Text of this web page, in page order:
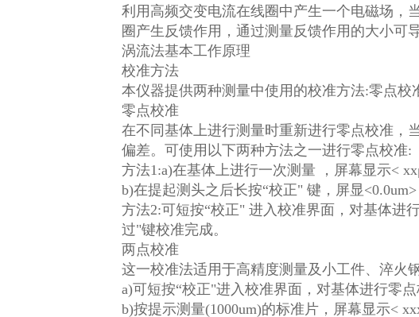
利用高频交变电流在线圈中产生一个电磁场，
圈产生反馈作用，通过测量反馈作用的大
涡流法基本工作原理
校准方法
本仪器提供两种测量中使用的校准方法:零点
零点校准
在不同基体上进行测量时重新进行零点校准，
偏差。可使用以下两种方法之一进行零点校准:
方法1:a)在基体上进行一次测量 ，屏幕显示<
b)在提起测头之后长按“校正" 键，屏显<0.0um>
方法2:可短按“校正" 进入校准界面，对基体进
过"键校准完成。
两点校准
这一校准法适用于高精度测量及小工件、淬火
a)可短按“校正"进入校准界面，对基体进行零
b)按提示测量(1000um)的标准片，屏幕显示<